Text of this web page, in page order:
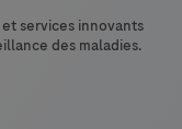
services innovants
des maladies.